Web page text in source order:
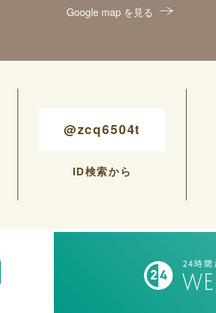
Google map を見る
@zcq6504t
ID検索から